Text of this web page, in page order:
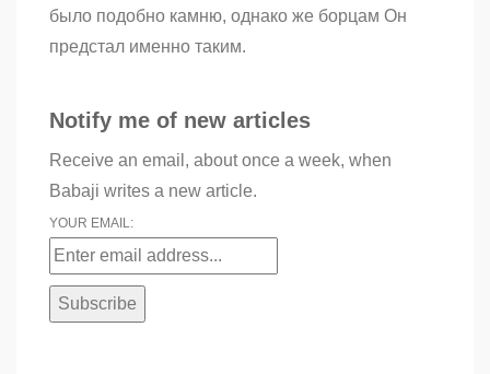
было подобно камню, однако же борцам Он
предстал именно таким.
Notify me of new articles
Receive an email, about once a week, when
Babaji writes a new article.
YOUR EMAIL: